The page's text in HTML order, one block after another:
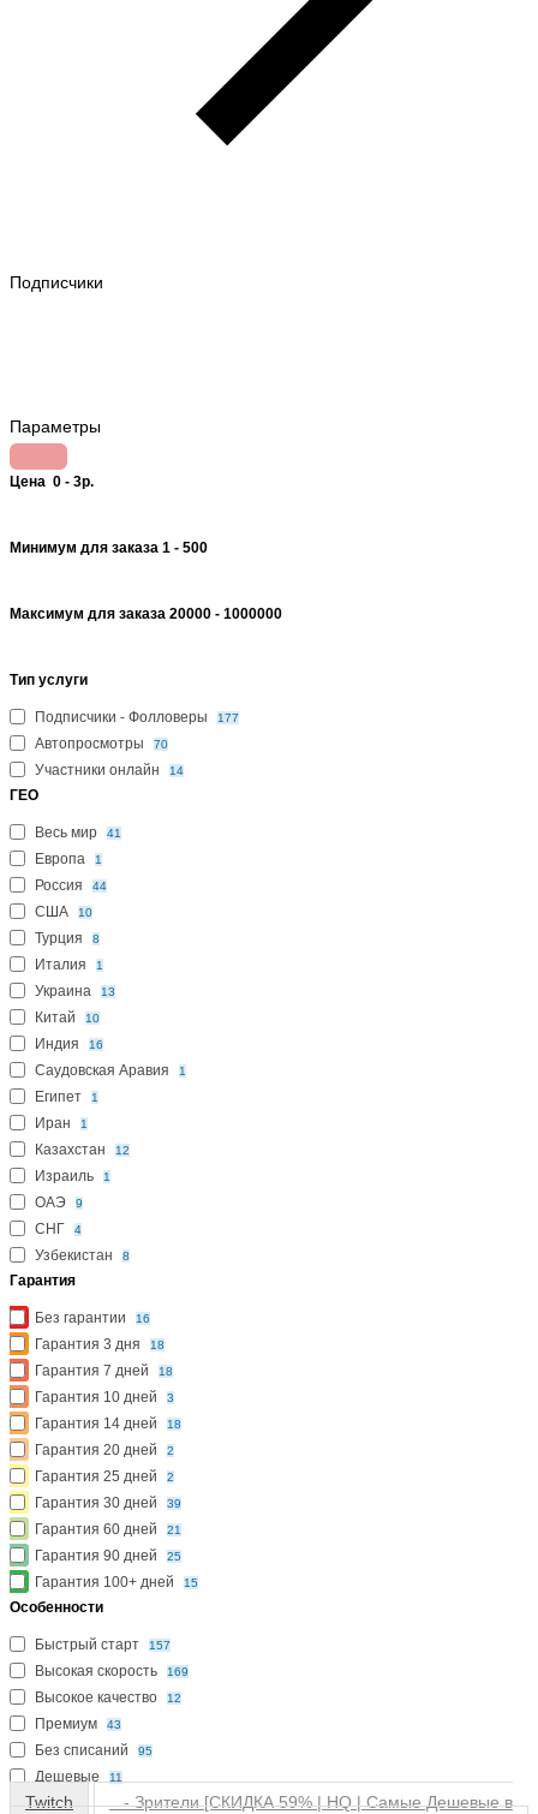
Параметры
Подписчики - Фолловеры
Автопросмотры 70
Участники онлайн
Весь мир
Европа 1
Россия
США 10
Турция 8
Италия 1
Украина
Китай 10
Индия 16
Саудовская Аравия
Египет
Иран 1
Казахстан
Израиль
ОАЭ 9
СНГ 4
Узбекистан
Гарантия
Без гарантии 16
Гарантия 3 дня 18
Гарантия 7 дней 18
Гарантия 10 дней 3
Гарантия 14 дней 18
Гарантия 20 дней 2
Гарантия 25 дней 2
Гарантия 30 дней 39
Гарантия 60 дней 21
Гарантия 90 дней 25
Гарантия 100+ дней
Быстрый старт 157
Высокая скорость 169
Высокое качество
Премиум 43
Без списаний
Дешевые